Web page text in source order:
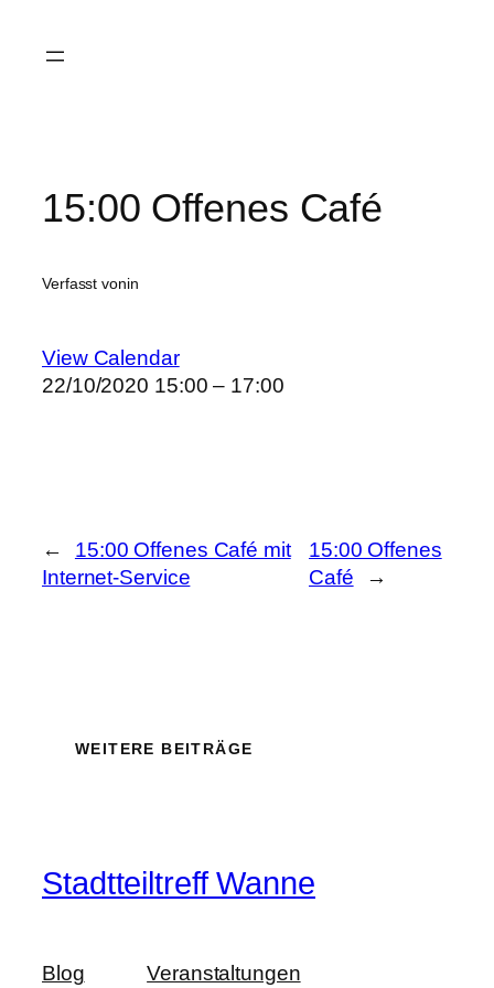
Inhalt
15:00 Offenes Café
Verfasst vonin
View Calendar
22/10/2020 15:00 – 17:00
←
15:00 Offenes Café mit
Internet-Service
15:00 Offenes
Café
→
WEITERE BEITRÄGE
Stadtteiltreff Wanne
Blog Veranstaltungen